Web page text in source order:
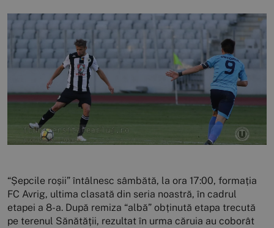
“Șepcile roșii” întâlnesc sâmbătă, la ora 17:00, formația
FC Avrig, ultima clasată din seria noastră, în cadrul
etapei a 8-a. După remiza “albă” obținută etapa trecută
pe terenul Sănătății, rezultat în urma căruia au coborât